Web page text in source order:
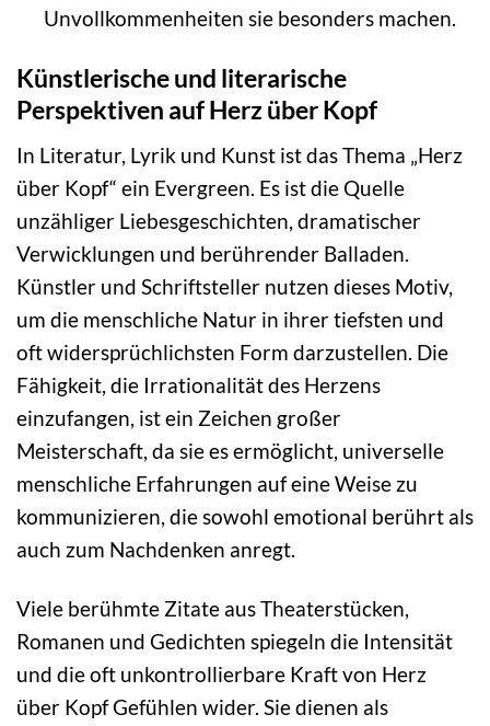
Unvollkommenheiten sie besonders machen.
Künstlerische und literarische
Perspektiven auf Herz über Kopf
In Literatur, Lyrik und Kunst ist das Thema „Herz
über Kopf“ ein Evergreen. Es ist die Quelle
unzähliger Liebesgeschichten, dramatischer
Verwicklungen und berührender Balladen.
Künstler und Schriftsteller nutzen dieses Motiv,
um die menschliche Natur in ihrer tiefsten und
oft widersprüchlichsten Form darzustellen. Die
Fähigkeit, die Irrationalität des Herzens
einzufangen, ist ein Zeichen großer
Meisterschaft, da sie es ermöglicht, universelle
menschliche Erfahrungen auf eine Weise zu
kommunizieren, die sowohl emotional berührt als
auch zum Nachdenken anregt.
Viele berühmte Zitate aus Theaterstücken,
Romanen und Gedichten spiegeln die Intensität
und die oft unkontrollierbare Kraft von Herz
über Kopf Gefühlen wider. Sie dienen als